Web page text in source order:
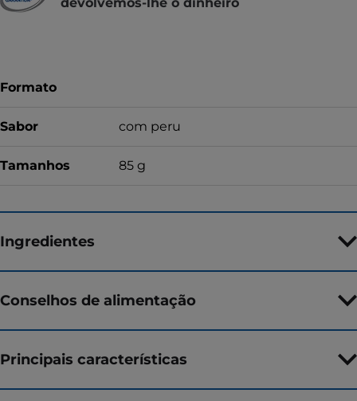
Formato
Sabor com peru
Tamanhos 85 g
Ingredientes
Conselhos de alimentação
Principais características